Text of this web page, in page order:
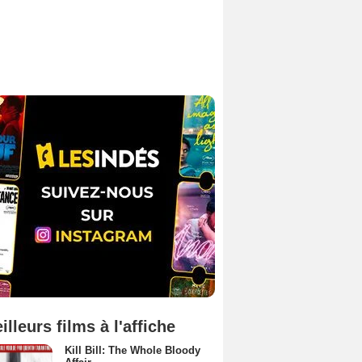
films à l'affiche
Kill Bill: The Whole Bloody